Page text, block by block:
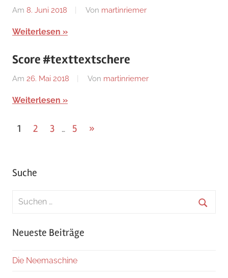
Am 8. Juni 2018 Von martinriemer
Weiterlesen
Score #texttextschere
Am 26. Mai 2018 Von martinriemer
Weiterlesen
Beitragsnavigation
1 2 3 … 5
Nächste
»
Suche
Suchen
Neueste Beiträge
Die Neemaschine